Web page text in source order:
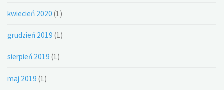
kwiecień 2020 (1)
grudzień 2019 (1)
sierpień 2019 (1)
maj 2019 (1)